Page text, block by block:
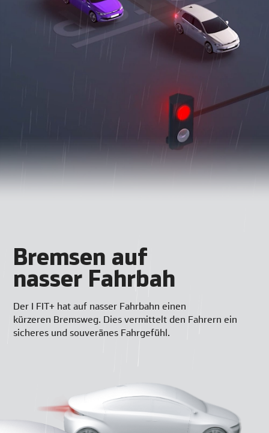
Bremsen auf
nasser Fahrbah
Der I FIT+ hat auf nasser Fahrbahn einen
kürzeren Bremsweg. Dies vermittelt den Fahrern ein
sicheres und souveränes Fahrgefühl.